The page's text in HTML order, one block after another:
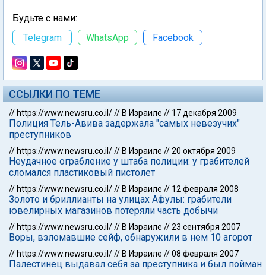
Будьте с нами:
Telegram
WhatsApp Facebook
ССЫЛКИ ПО ТЕМЕ
// https://www.newsru.co.il/// В Израиле // 17 декабря 2009
Полиция Тель-Авива задержала "самых невезучих"
преступников
// https://www.newsru.co.il/// В Израиле //20 октября 2009
Неудачное ограбление у штаба полиции: у грабителей
сломался пластиковый пистолет
// https://www.newsru.co.il/// В Израиле // 12 февраля 2008
Золото и бриллианты на улицах Афулы: грабители
ювелирных магазинов потеряли часть добычи
// https://www.newsru.co.il/// В Израиле //23 сентября 2007
Воры, взломавшие сейф, обнаружили в нем 10 агорот
// https://www.newsru.co.il/// В Израиле //08 февраля 2007
Палестинец выдавал себя за преступника и был пойман